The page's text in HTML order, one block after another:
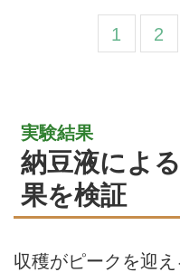
1 2
実験結果
納豆液によ
果を検証
収穫がピークを迎